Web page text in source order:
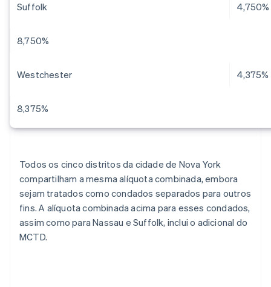
Suffolk 4,750%
8,750%
Westchester 4,375%
8,375%
Todos os cinco distritos da cidade de Nova York
compartilham a mesma alíquota combinada, embora
sejam tratados como condados separados para outros
fins. A alíquota combinada acima para esses condados,
assim como para Nassau e Suffolk, inclui o adicional do
MCTD.